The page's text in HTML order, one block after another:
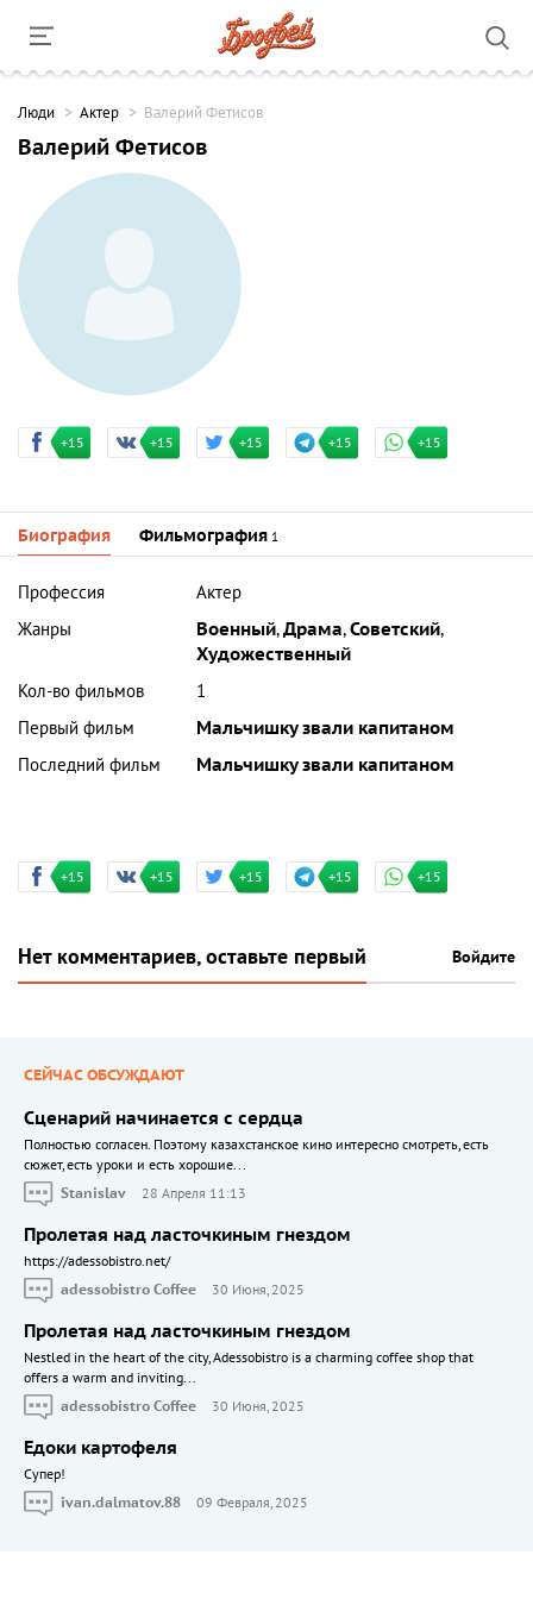
Люди Актер Валерий Фетисов
Валерий Фетисов
+15 +15 +15 +15 +15
Биография Фильмография 1
Профессия
Актер
Жанры
Военный,Драма,Советский,
Художественный
Кол-во фильмов
1
Первый фильм
Мальчишку звали капитаном
Последний фильм
Мальчишку звали капитаном
+15 +15 +15 +15 +15
Нет комментариев, оставьте первый Войдите
СЕЙЧАС ОБСУЖДАЮТ
Сценарий начинается с сердца
Полностью согласен. Поэтому казахстанское кино интересно смотреть, есть
сюжет, есть уроки и есть хорошие...
Stanislav
28 Апреля 11:13
Пролетая над ласточкиным гнездом
https://adessobistro.net/
adessobistro Coffee
30 Июня, 2025
Пролетая над ласточкиным гнездом
Nestled in the heart of the city, Adessobistro is a charming coffee shop that
offers a warm and inviting...
adessobistro Coffee
30 Июня, 2025
Едоки картофеля
Cупер!
ivan.dalmatov.88
09 Февраля, 2025